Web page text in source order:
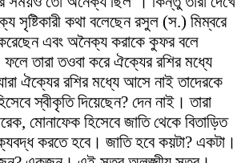
সৃষ্টিকারী কথা বলেছেন রসুল (স.) মিম্বরে
করেছেন এবং অনৈক্য করাকে কুফর বলে
তারা তওবা করে ঐক্যের রশির মধ্যে
ঐক্যের রশির মধ্যে আসে নাই তাদেরকে
স্বীকৃতি দিয়েছেন? দেন নাই। তারা
মোনাফেক হিসেবে জাতি থেকে বিতাড়িত
করতে হবে। জাতি হবে কয়টা? একটা।